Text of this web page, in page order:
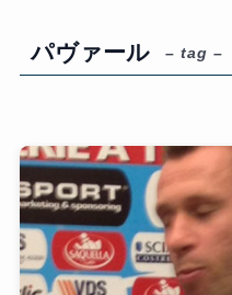
パヴァール – tag –